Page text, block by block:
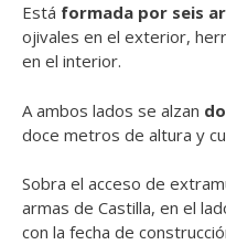
Está formada por seis
ojivales en el exterior,
en el interior.
A ambos lados se alzan
doce metros de altura y
Sobra el acceso de
armas de Castilla, en el
con la fecha de